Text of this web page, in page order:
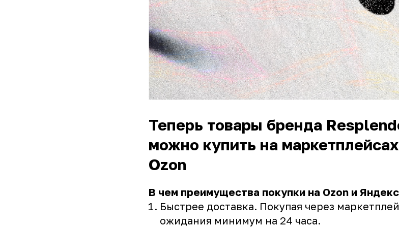
Теперь товары бренда
можно купить на
Ozon
В чем преимущества покупки на Ozon и
Быстрее доставка. Покупая через
ожидания минимум на 24 часа.